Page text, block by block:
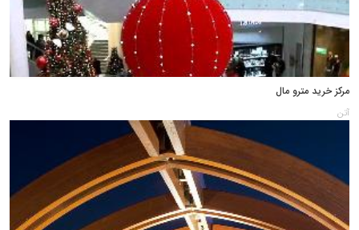
مرکز خرید مترو مال
آتن